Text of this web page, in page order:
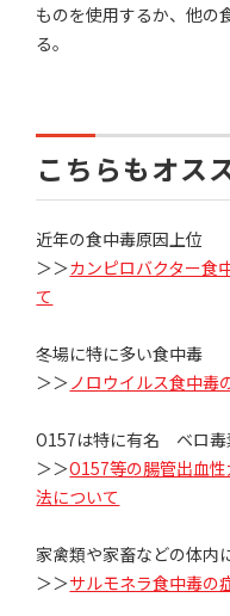
ものを使用するか、他の
る。
こちらもオス
近年の食中毒原因上位
＞＞カンピロバクター食
て
冬場に特に多い食中毒
＞＞ノロウイルス食中毒
O157は特に有名 ベロ毒
＞＞O157等の腸管出血
法について
家禽類や家畜などの体
＞＞サルモネラ食中毒の